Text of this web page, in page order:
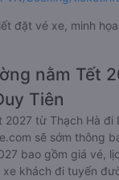
đặt vé xe, minh
nằm Tết
Tiên
2027 từ Thạch Hà đi
sẽ sớm thông
bao gồm giá vé,
khách đi tuyến